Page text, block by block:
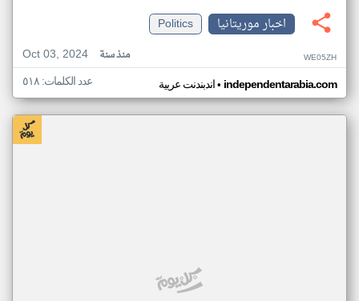
اخبار موريتانيا
Politics
Oct 03, 2024
منذ سنة WE05ZH
اندبندنت عربية• independentarabia.com عدد الكلمات: ٥١٨